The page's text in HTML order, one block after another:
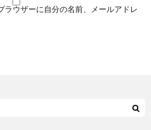
ラウザーに自分の名前、メールアドレ